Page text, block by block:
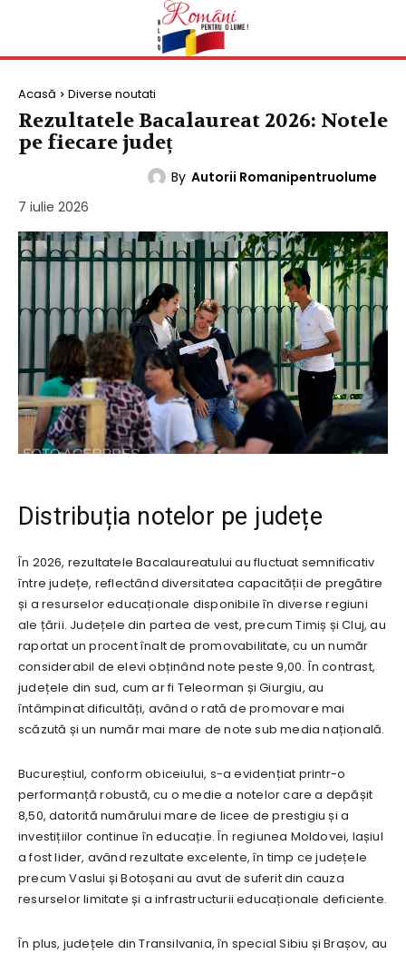
Acasă Diverse noutati
Rezultatele Bacalaureat 2026: Notele
pe fiecare județ
By Autorii Romanipentruolume
7 iulie 2026
Distribuția notelor pe județe
În 2026, rezultatele Bacalaureatului au fluctuat semnificativ
între județe, reflectând diversitatea capacității de pregătire
și a resurselor educaționale disponibile în diverse regiuni
ale țării. Județele din partea de vest, precum Timiș și Cluj, au
raportat un procent înalt de promovabilitate, cu un număr
considerabil de elevi obținând note peste 9,00. În contrast,
județele din sud, cum ar fi Teleorman și Giurgiu, au
întâmpinat dificultăți, având o rată de promovare mai
scăzută și un număr mai mare de note sub media națională.
Bucureștiul, conform obiceiului, s-a evidențiat printr-o
performanță robustă, cu o medie a notelor care a depășit
8,50, datorită numărului mare de licee de prestigiu și a
investițiilor continue în educație. În regiunea Moldovei, Iașiul
a fost lider, având rezultate excelente, în timp ce județele
precum Vaslui și Botoșani au avut de suferit din cauza
resurselor limitate și a infrastructurii educaționale deficiente.
În plus, județele din Transilvania, în special Sibiu și Brașov, au